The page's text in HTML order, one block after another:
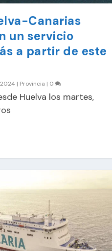
Canarias
un servicio
a partir de este
2024 | Provincia | 0
Huelva los martes,